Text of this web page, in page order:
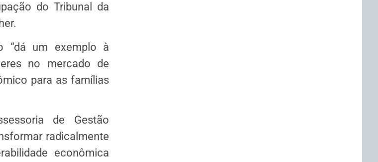
do Tribunal da
“dá um exemplo à
no mercado de
para as famílias
de Gestão
radicalmente
econômica